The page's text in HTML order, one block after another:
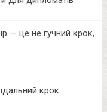
— це не гучний крок,
крок